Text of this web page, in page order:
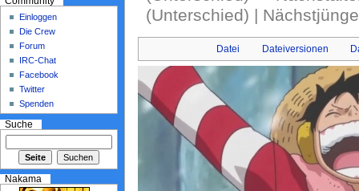
(Unterschied) |
Datei Dateiversionen
Einloggen
Die Crew
Forum
IRC-Chat
Facebook
Twitter
Spenden
Suche
Nakama